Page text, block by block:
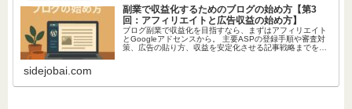
副業で収益化するためのブログの始め方【第3
回：アフィリエイトと広告収益の始め方】
ブログ副業で収益化を目指すなら、まずはアフィリエイト
とGoogleアドセンスから。 主要ASPの登録手順や審査対
策、広告の貼り方、収益を安定化させる記事戦略までをわ
sidejobai.com